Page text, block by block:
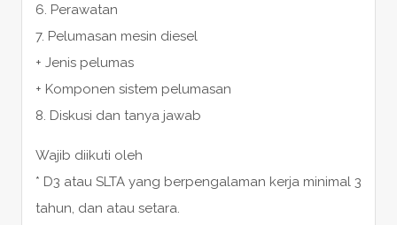
6. Perawatan
7. Pelumasan mesin diesel
+ Jenis pelumas
+ Komponen sistem pelumasan
8. Diskusi dan tanya jawab
Wajib diikuti oleh
* D3 atau SLTA yang berpengalaman kerja minimal 3
tahun, dan atau setara.